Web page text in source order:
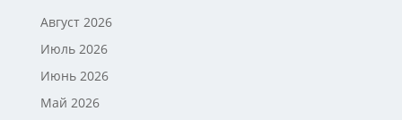
Август 2026
Июль 2026
Июнь 2026
Май 2026